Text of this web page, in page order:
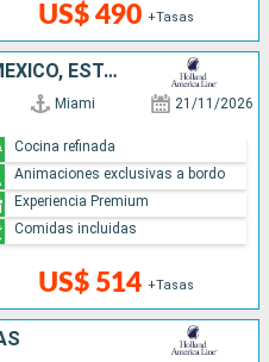
US$ 490 +Tasas
JAMAICA, ISLAS CAIMÁN, MÉXICO, ESTADOS UNIDOS
Miami 21/11/2026
US$ 514 +Tasas
Cocina refinada
Animaciones exclusivas a bordo
Experiencia Premium
Comidas incluidas